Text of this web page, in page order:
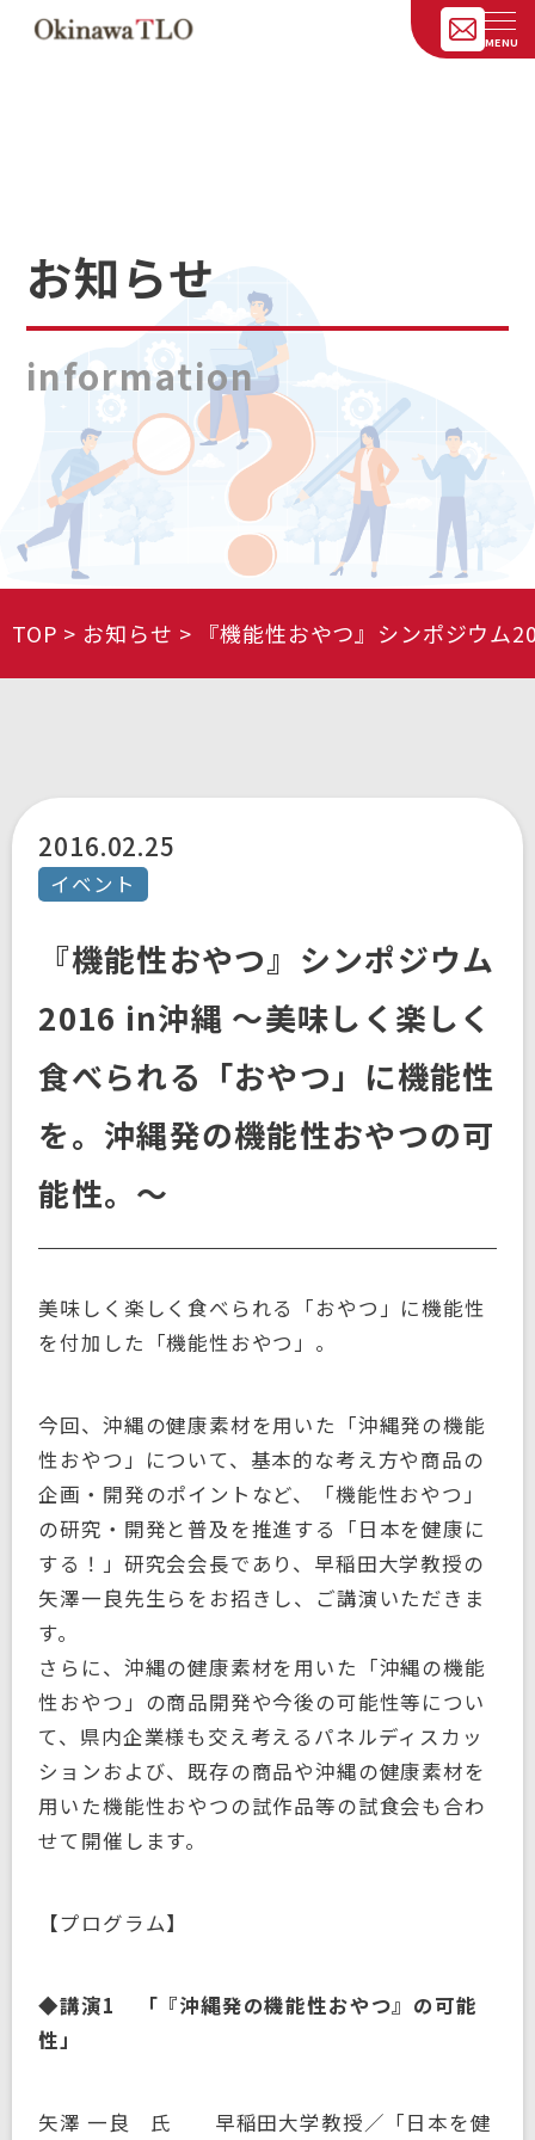
お知らせ
information
TOP お知らせ 『機能性おやつ』シンポジウ
2016.02.25
イベント
『機能性おやつ』シンポジウム
2016 in沖縄 ～美味しく楽しく
食べられる「おやつ」に機能性
を。沖縄発の機能性おやつの可
能性。～
美味しく楽しく食べられる「おやつ」に機能性
を付加した「機能性おやつ」。
今回、沖縄の健康素材を用いた「沖縄発の機能
性おやつ」について、基本的な考え方や商品の
企画・開発のポイントなど、「機能性おやつ」
の研究・開発と普及を推進する「日本を健康に
する！」研究会会長であり、早稲田大学教授の
矢澤一良先生らをお招きし、ご講演いただきま
す。
さらに、沖縄の健康素材を用いた「沖縄の機能
性おやつ」の商品開発や今後の可能性等につい
て、県内企業様も交え考えるパネルディスカッ
ションおよび、既存の商品や沖縄の健康素材を
用いた機能性おやつの試作品等の試食会も合わ
せて開催します。
【プログラム】
◆講演1 「『沖縄発の機能性おやつ』の可能
性」
矢澤 一良 氏 早稲田大学教授／「日本を健